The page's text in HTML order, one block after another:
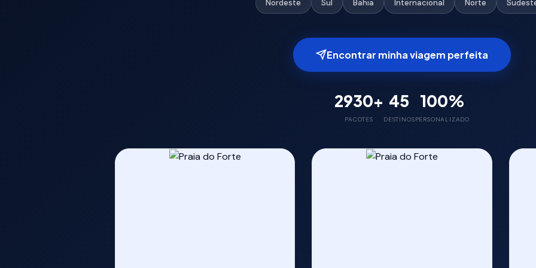
Nordeste Sul Bahia Internacional Norte
Encontrar minha viagem perfeita
2930+
PACOTES
45
DESTINOS
100%
PERSONALIZADO